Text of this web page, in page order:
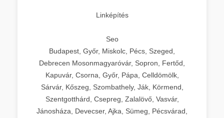
Linképítés
Seo
Budapest, Győr, Miskolc, Pécs, Szeged,
Debrecen Mosonmagyaróvár, Sopron, Fertőd,
Kapuvár, Csorna, Győr, Pápa, Celldömölk,
Sárvár, Kőszeg, Szombathely, Ják, Körmend,
Szentgotthárd, Csepreg, Zalalövő, Vasvár,
Jánosháza, Devecser, Ajka, Sümeg, Pécsvárad,